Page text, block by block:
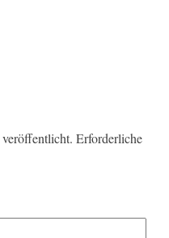
Erforderliche